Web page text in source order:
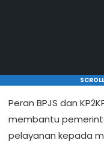
Peran BPJS dan
membantu
pelayanan kepada